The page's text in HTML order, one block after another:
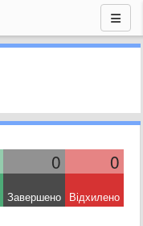
0 0
Завершено Відхилено